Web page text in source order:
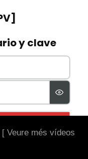
[ Veure més vídeos